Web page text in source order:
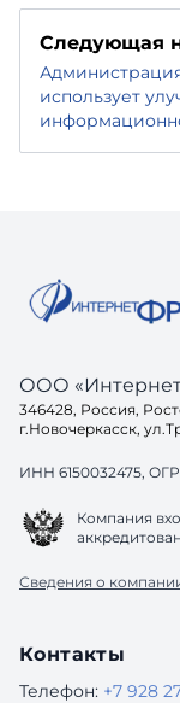
Следующая
использует
ООО
346428, Россия,
г.Новочеркасск,
ИНН 6150032475,
Компания
Сведения о
Контакты
Телефон: +7 928